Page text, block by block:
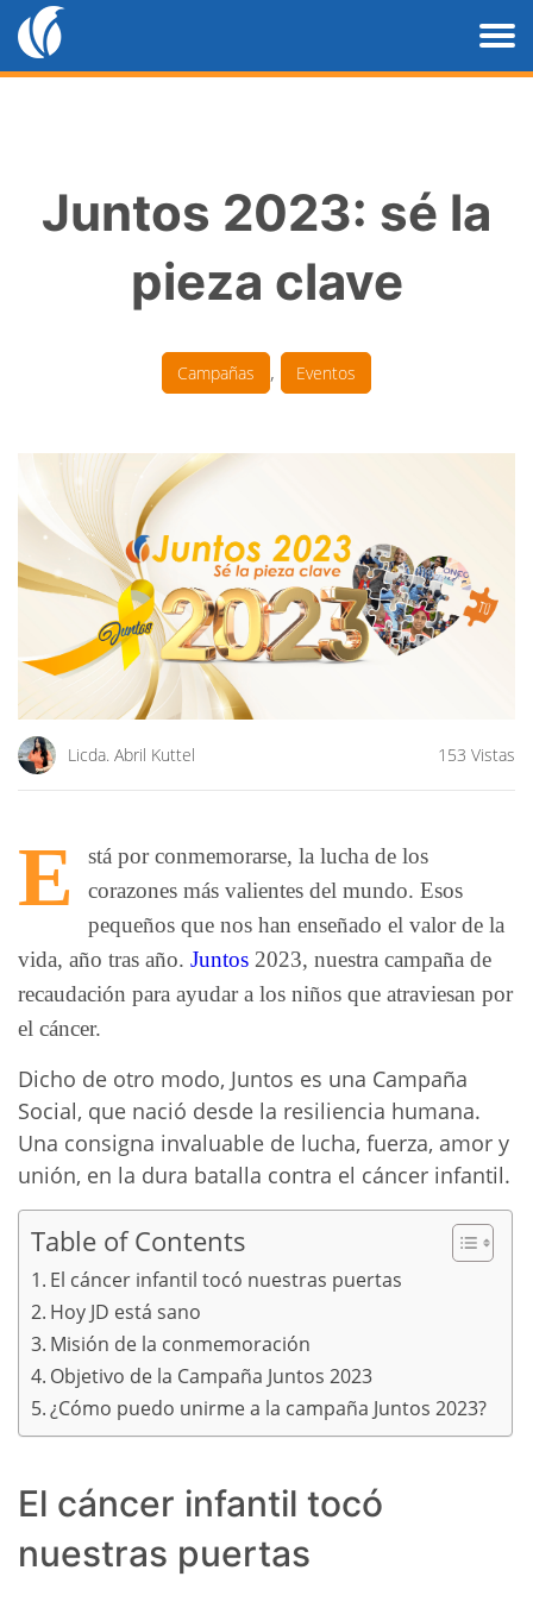
Juntos 2023: sé la
pieza clave
Campañas , Eventos
Licda. Abril Kuttel 153 Vistas
E
stá por conmemorarse, la lucha de los
corazones más valientes del mundo. Esos
pequeños que nos han enseñado el valor de la
vida, año tras año. Juntos 2023, nuestra campaña de
recaudación para ayudar a los niños que atraviesan por
el cáncer.
Dicho de otro modo, Juntos es una Campaña
Social, que nació desde la resiliencia humana.
Una consigna invaluable de lucha, fuerza, amor y
unión, en la dura batalla contra el cáncer infantil.
Table of Contents
El cáncer infantil tocó nuestras puertas
Hoy JD está sano
Misión de la conmemoración
Objetivo de la Campaña Juntos 2023
¿Cómo puedo unirme a la campaña Juntos 2023?
El cáncer infantil tocó
nuestras puertas